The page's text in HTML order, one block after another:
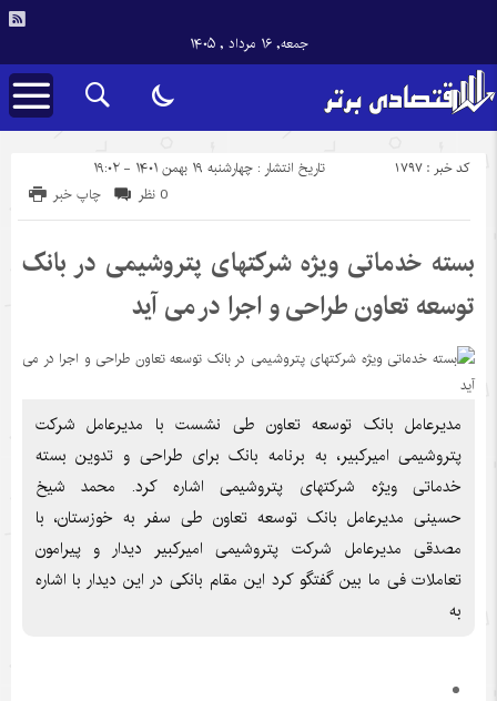
جمعه, ۱۶ مرداد , ۱۴۰۵
تاریخ انتشار : چهارشنبه ۱۹ بهمن ۱۴۰۱ - ۱۹:۰۲ کد خبر : 1797
چاپ خبر 0 نظر
بسته خدماتی ویژه شرکتهای پتروشیمی در بانک
توسعه تعاون طراحی و اجرا در می آید
مدیرعامل بانک توسعه تعاون طی نشست با مدیرعامل شرکت
پتروشیمی امیرکبیر، به برنامه بانک برای طراحی و تدوین بسته
خدماتی ویژه شرکتهای پتروشیمی اشاره کرد. محمد شیخ
حسینی مدیرعامل بانک توسعه تعاون طی سفر به خوزستان، با
مصدقی مدیرعامل شرکت پتروشیمی امیرکبیر دیدار و پیرامون
تعاملات فی ما بین گفتگو کرد این مقام بانکی در این دیدار با اشاره
به